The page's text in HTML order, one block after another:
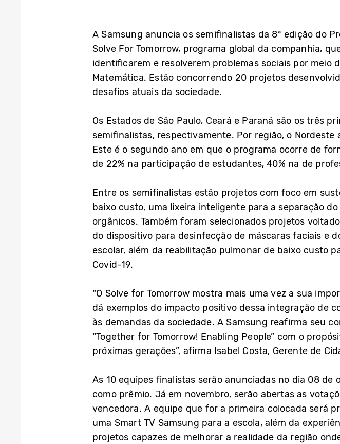
A Samsung anuncia os semifinalistas da 8ª edição do
Solve For Tomorrow, programa global da companhia,
identificarem e resolverem problemas sociais por meio
Matemática. Estão concorrendo 20 projetos
desafios atuais da sociedade.
Os Estados de São Paulo, Ceará e Paraná são os três
semifinalistas, respectivamente. Por região, o
Este é o segundo ano em que o programa ocorre de
de 22% na participação de estudantes, 40% na de
Entre os semifinalistas estão projetos com foco em
baixo custo, uma lixeira inteligente para a separação
orgânicos. Também foram selecionados projetos
do dispositivo para desinfecção de máscaras faciais e
escolar, além da reabilitação pulmonar de baixo custo
Covid-19.
“O Solve for Tomorrow mostra mais uma vez a sua
dá exemplos do impacto positivo dessa integração de
às demandas da sociedade. A Samsung reafirma seu
“Together for Tomorrow! Enabling People” com o
próximas gerações”, afirma Isabel Costa, Gerente de
As 10 equipes finalistas serão anunciadas no dia 08
como prêmio. Já em novembro, serão abertas as
vencedora. A equipe que for a primeira colocada será
uma Smart TV Samsung para a escola, além da
projetos capazes de melhorar a realidade da região